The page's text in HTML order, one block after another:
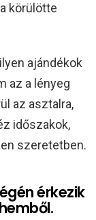
körülötte
ajándékok
az a lényeg
az asztalra,
időszakok,
szeretetben.
érkezik